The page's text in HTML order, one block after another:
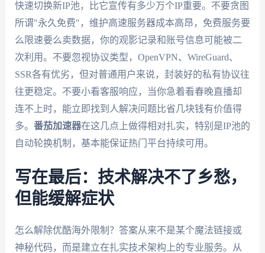
快速切换新IP池，比它宣传有多少万个IP重要。不要贪图
所谓"永久免费"，维护高速服务器成本高昂，免费服务要
么限速要么卖数据，你的观影记录和账号信息可能被二
次利用。不要忽视协议类型，OpenVPN、WireGuard、
SSR各有优劣，但对普通用户来说，封装好的私有协议往
往更稳定。不要小看客服响应，当你急着看春晚直播却
连不上时，能立即找到人解决问题比省几块钱有价值得
多。 番茄加速器在这几点上做得相对扎实，特别是IP池的
自动轮换机制，基本能保证热门平台持续可用。
写在最后：技术解决不了乡愁，
但能缓解症状
怎么解除优酷海外限制？答案从来不是某个魔法链接或
神秘代码，而是建立在扎实技术架构上的专业服务。从